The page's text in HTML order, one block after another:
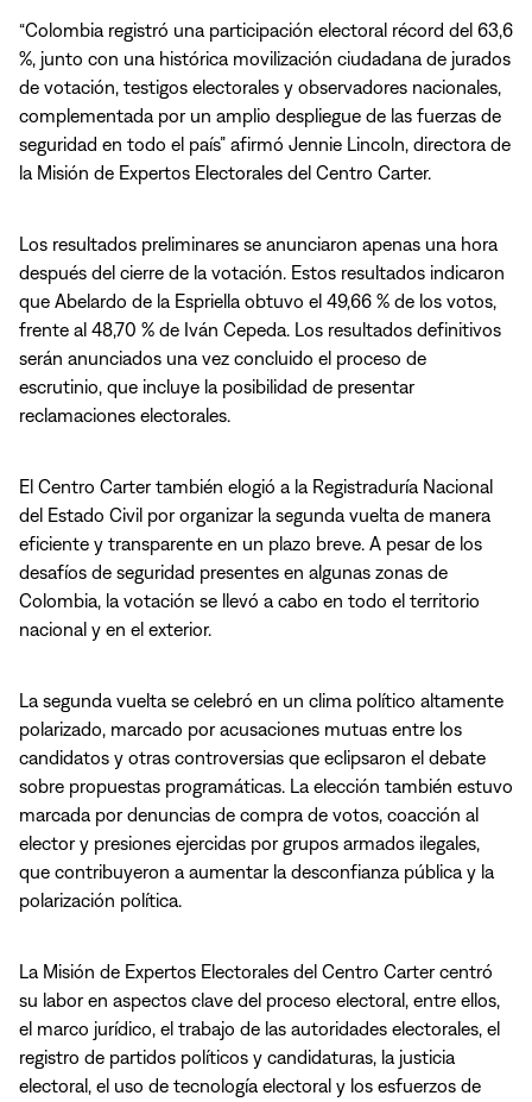
“Colombia registró una participación electoral récord del 63,6
%, junto con una histórica movilización ciudadana de jurados
de votación, testigos electorales y observadores nacionales,
complementada por un amplio despliegue de las fuerzas de
seguridad en todo el país” afirmó Jennie Lincoln, directora de
la Misión de Expertos Electorales del Centro Carter.
Los resultados preliminares se anunciaron apenas una hora
después del cierre de la votación. Estos resultados indicaron
que Abelardo de la Espriella obtuvo el 49,66 % de los votos,
frente al 48,70 % de Iván Cepeda. Los resultados definitivos
serán anunciados una vez concluido el proceso de
escrutinio, que incluye la posibilidad de presentar
reclamaciones electorales.
El Centro Carter también elogió a la Registraduría Nacional
del Estado Civil por organizar la segunda vuelta de manera
eficiente y transparente en un plazo breve. A pesar de los
desafíos de seguridad presentes en algunas zonas de
Colombia, la votación se llevó a cabo en todo el territorio
nacional y en el exterior.
La segunda vuelta se celebró en un clima político altamente
polarizado, marcado por acusaciones mutuas entre los
candidatos y otras controversias que eclipsaron el debate
sobre propuestas programáticas. La elección también estuvo
marcada por denuncias de compra de votos, coacción al
elector y presiones ejercidas por grupos armados ilegales,
que contribuyeron a aumentar la desconfianza pública y la
polarización política.
La Misión de Expertos Electorales del Centro Carter centró
su labor en aspectos clave del proceso electoral, entre ellos,
el marco jurídico, el trabajo de las autoridades electorales, el
registro de partidos políticos y candidaturas, la justicia
electoral, el uso de tecnología electoral y los esfuerzos de